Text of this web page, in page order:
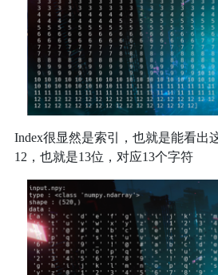
Index很显然是索引，也就是能看出
12，也就是13位，对应13个字符